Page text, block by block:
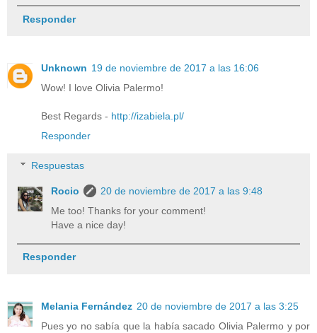
Responder
Unknown 19 de noviembre de 2017 a las 16:06
Wow! I love Olivia Palermo!
Best Regards - http://izabiela.pl/
Responder
Respuestas
Rocio
20 de noviembre de 2017 a las 9:48
Me too! Thanks for your comment!
Have a nice day!
Responder
Melania Fernández 20 de noviembre de 2017 a las 3:25
Pues yo no sabía que la había sacado Olivia Palermo y por